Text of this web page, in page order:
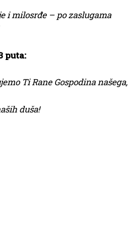
i milosrđe – po zaslugama
puta:
Ti Rane Gospodina našega,
duša!